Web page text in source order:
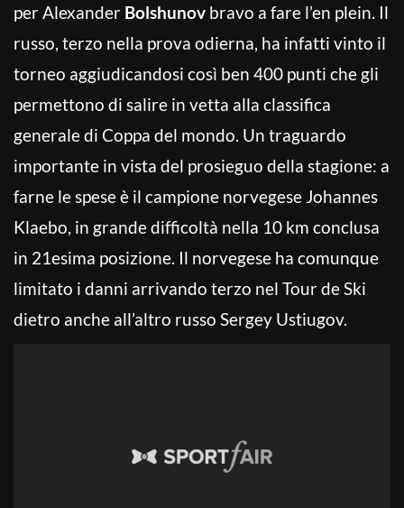
per Alexander Bolshunov bravo a fare l’en plein. Il
russo, terzo nella prova odierna, ha infatti vinto il
torneo aggiudicandosi così ben 400 punti che gli
permettono di salire in vetta alla classifica
generale di Coppa del mondo. Un traguardo
importante in vista del prosieguo della stagione: a
farne le spese è il campione norvegese Johannes
Klaebo, in grande difficoltà nella 10 km conclusa
in 21esima posizione. Il norvegese ha comunque
limitato i danni arrivando terzo nel Tour de Ski
dietro anche all’altro russo Sergey Ustiugov.